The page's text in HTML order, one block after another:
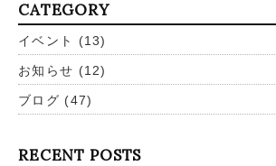
CATEGORY
イベント (13)
お知らせ (12)
ブログ (47)
RECENT POSTS